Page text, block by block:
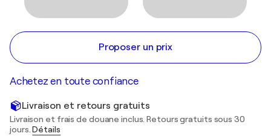
Proposer un prix
Achetez en toute confiance
Livraison et retours gratuits
Livraison et frais de douane inclus. Retours gratuits sous 30
jours.Détails